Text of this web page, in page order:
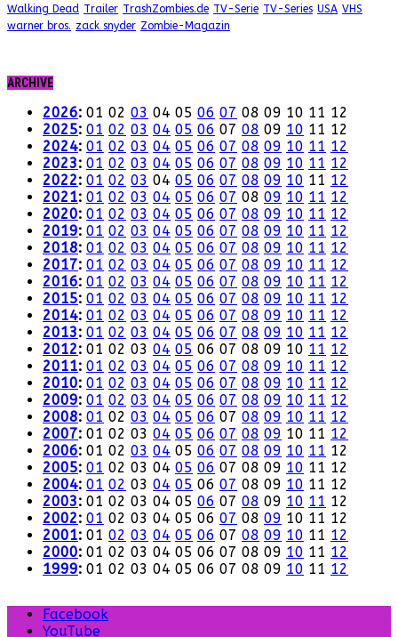
Walking Dead Trailer TrashZombies.de TV-Serie TV-Series USA VHS
warner bros. zack snyder Zombie-Magazin
ARCHIVE
2026: 01 02 03 04 05 06 07 08 09 10 11 12
2025: 01 02 03 04 05 06 07 08 09 10 11 12
2024: 01 02 03 04 05 06 07 08 09 10 11 12
2023: 01 02 03 04 05 06 07 08 09 10 11 12
2022: 01 02 03 04 05 06 07 08 09 10 11 12
2021: 01 02 03 04 05 06 07 08 09 10 11 12
2020: 01 02 03 04 05 06 07 08 09 10 11 12
2019: 01 02 03 04 05 06 07 08 09 10 11 12
2018: 01 02 03 04 05 06 07 08 09 10 11 12
2017: 01 02 03 04 05 06 07 08 09 10 11 12
2016: 01 02 03 04 05 06 07 08 09 10 11 12
2015: 01 02 03 04 05 06 07 08 09 10 11 12
2014: 01 02 03 04 05 06 07 08 09 10 11 12
2013: 01 02 03 04 05 06 07 08 09 10 11 12
2012: 01 02 03 04 05 06 07 08 09 10 11 12
2011: 01 02 03 04 05 06 07 08 09 10 11 12
2010: 01 02 03 04 05 06 07 08 09 10 11 12
2009: 01 02 03 04 05 06 07 08 09 10 11 12
2008: 01 02 03 04 05 06 07 08 09 10 11 12
2007: 01 02 03 04 05 06 07 08 09 10 11 12
2006: 01 02 03 04 05 06 07 08 09 10 11 12
2005: 01 02 03 04 05 06 07 08 09 10 11 12
2004: 01 02 03 04 05 06 07 08 09 10 11 12
2003: 01 02 03 04 05 06 07 08 09 10 11 12
2002: 01 02 03 04 05 06 07 08 09 10 11 12
2001: 01 02 03 04 05 06 07 08 09 10 11 12
2000: 01 02 03 04 05 06 07 08 09 10 11 12
1999: 01 02 03 04 05 06 07 08 09 10 11 12
Facebook
YouTube